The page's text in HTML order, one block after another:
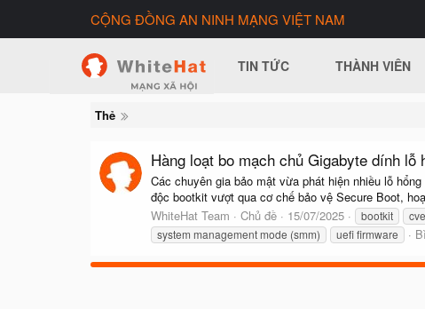
CỘNG ĐỒNG AN NINH MẠNG VIỆT NAM
TIN TỨC THÀNH VIÊN
Thẻ
Hàng loạt bo mạch chủ Gigabyte dính
Các chuyên gia bảo mật vừa phát hiện nhiều lỗ
độc bootkit vượt qua cơ chế bảo vệ Secure Boot,
WhiteHat Team
Chủ đề 15/07/2025 bootkit
system management mode (smm)
uefi firmware